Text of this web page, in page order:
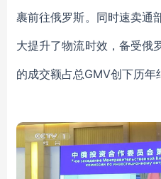
裹前往俄罗斯。同时速卖通
大提升了物流时效，备受俄
的成交额占总GMV创下历年